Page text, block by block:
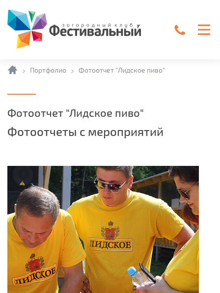
ГлавнаяПортфолио Фотоотчет "Лидское пиво"
Фотоотчет "Лидское пиво"
Фотоотчеты с мероприятий